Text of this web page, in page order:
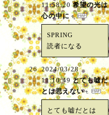
11:58:20 希望の光は
心の中に
SPRING
読者になる
2024/03/28
11:10:49 とても嘘だ
とは思えない
とても嘘だとは